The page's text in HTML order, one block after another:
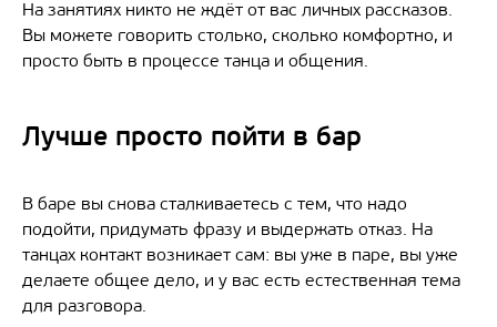
На занятиях никто не ждёт от вас личных рассказов.
Вы можете говорить столько, сколько комфортно, и
просто быть в процессе танца и общения.
Лучше просто пойти в бар
В баре вы снова сталкиваетесь с тем, что надо
подойти, придумать фразу и выдержать отказ. На
танцах контакт возникает сам: вы уже в паре, вы уже
делаете общее дело, и у вас есть естественная тема
для разговора.